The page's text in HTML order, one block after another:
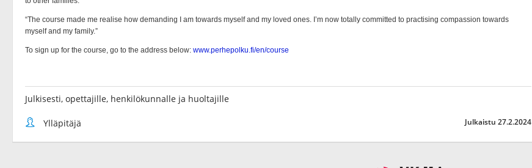
Julkisesti, opettajille, henkilökunnalle ja huoltajille
Ylläpitäjä Julkaistu 27.2.2024